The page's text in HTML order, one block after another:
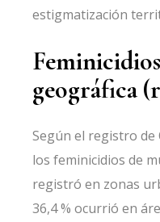
estigmatización
geográfica
Según el registro de
los feminicidios de
registró en zonas
36,4 % ocurrió en